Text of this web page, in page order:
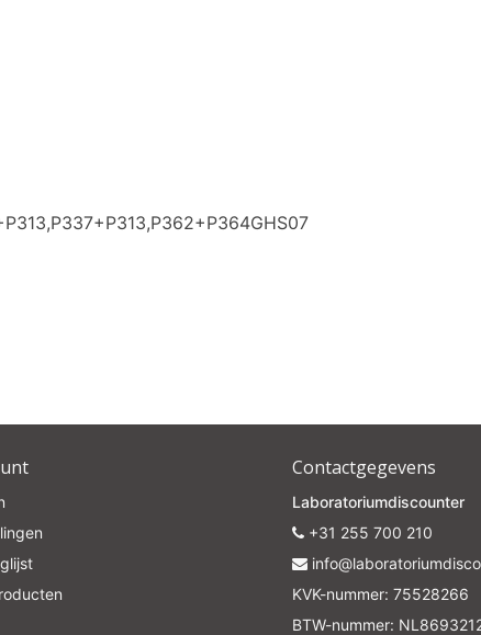
Contactgegevens
Laboratoriumdiscounter
+31 255 700 210
KVK-nummer: 75528266
BTW-nummer: